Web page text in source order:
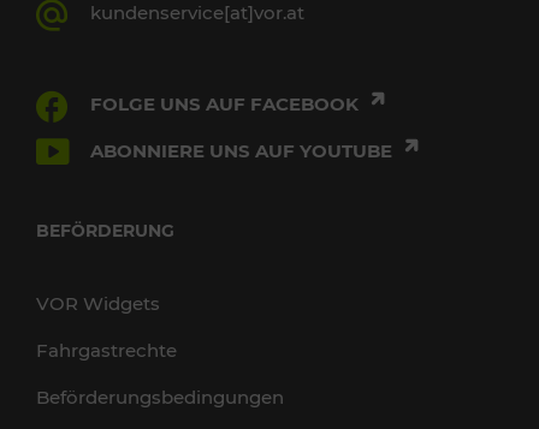
kundenservice[at]vor.at
FOLGE UNS AUF FACEBOOK
ABONNIERE UNS AUF YOUTUBE
BEFÖRDERUNG
VOR Widgets
Fahrgastrechte
Beförderungsbedingungen